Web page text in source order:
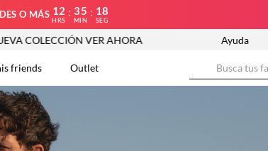
O MÁS 12
HRS
: 35
MIN
: 16
SEG
VER AHORA ENVÍO GRATIS DESDE $250.000
Ayuda
friends Outlet